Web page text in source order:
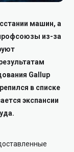
машин, а
из-за
Gallup
в списке
экспансии